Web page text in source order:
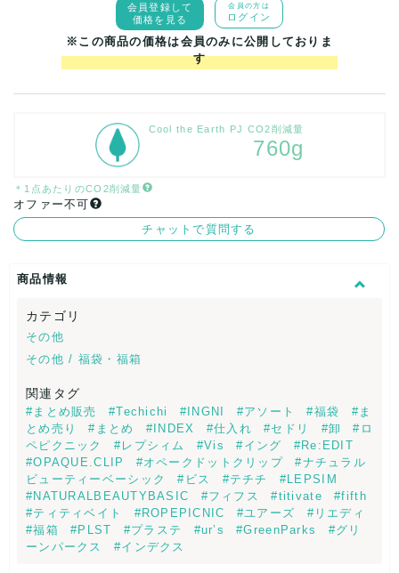
会員登録して
価格を見る
会員の方は
ログイン
※この商品の価格は会員のみに公開しておりま
す
Cool the Earth PJ CO2削減量
760g
＊1点あたりのCO2削減量
オファー不可
チャットで質問する
商品情報
カテゴリ
その他
その他 / 福袋・福箱
関連タグ
#まとめ販売 #Techichi #INGNI #アソート #福袋
#ま
とめ売り
#まとめ #INDEX #仕入れ #セドリ #卸
#ロ
ペピクニック
#レプシィム #Vis #イング
#Re:EDIT
#OPAQUE.CLIP
#オペークドットクリップ
#ナチュラル
ビューティーベーシック
#ビス #テチチ
#LEPSIM
#NATURALBEAUTYBASIC
#フィフス #titivate
#fifth
#ティティベイト
#ROPEPICNIC #ユアーズ
#リエディ
#福箱
#PLST #プラステ #ur’s #GreenParks
#グリ
ーンパークス
#インデクス